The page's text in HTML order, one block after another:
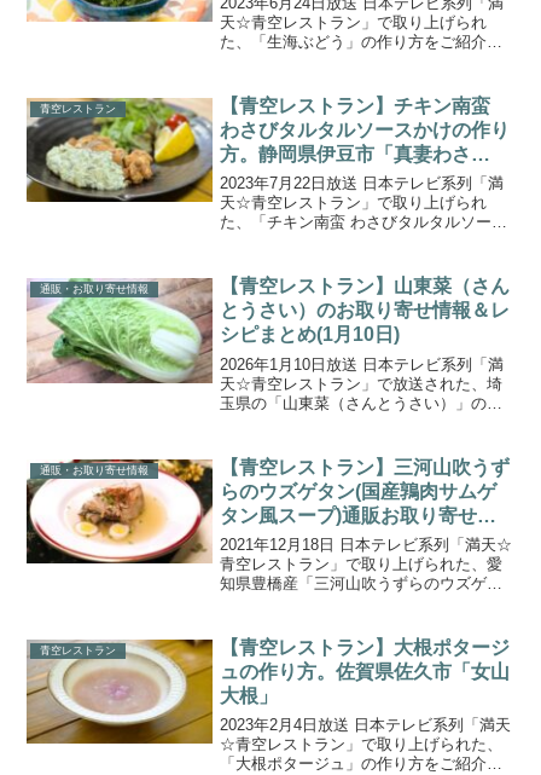
天☆青空レストラン」で取り上げられ
た、「生海ぶどう」の作り方をご紹介し
です。海の宝石 海ぶどうにアグー豚の角
煮＆タコスも！...
青空レストラン
【青空レストラン】チキン南蛮
わさびタルタルソースかけの作り
方。静岡県伊豆市「真妻わさ
び」。
2023年7月22日放送 日本テレビ系列「満
天☆青空レストラン」で取り上げられ
た、「チキン南蛮 わさびタルタルソース
です。美しい清流だけで育つわさびは、
甘み・辛み・さわ...
通販・お取り寄せ情報
【青空レストラン】山東菜（さん
とうさい）のお取り寄せ情報＆レ
シピまとめ(1月10日)
2026年1月10日放送 日本テレビ系列「満
天☆青空レストラン」で放送された、埼
玉県の「山東菜（さんとうさい）」の通
（さんとうさい）」レシピ一覧はこちら
からジャンプでき...
通販・お取り寄せ情報
【青空レストラン】三河山吹うず
らのウズゲタン(国産鶉肉サムゲ
タン風スープ)通販お取り寄せ情
報
2021年12月18日 日本テレビ系列「満天☆
青空レストラン」で取り上げられた、愛
知県豊橋産「三河山吹うずらのウズゲタ
ごと1羽使い、もち麦やゴボウ、ネギ、ニ
ンニクな...
青空レストラン
【青空レストラン】大根ポタージ
ュの作り方。佐賀県佐久市「女山
大根」
2023年2月4日放送 日本テレビ系列「満天
☆青空レストラン」で取り上げられた、
「大根ポタージュ」の作り方をご紹介し